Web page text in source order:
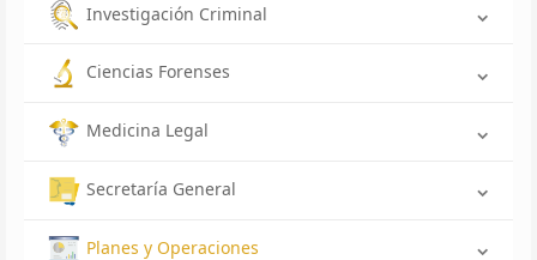
Investigación Criminal
Ciencias Forenses
Medicina Legal
Secretaría General
Planes y Operaciones